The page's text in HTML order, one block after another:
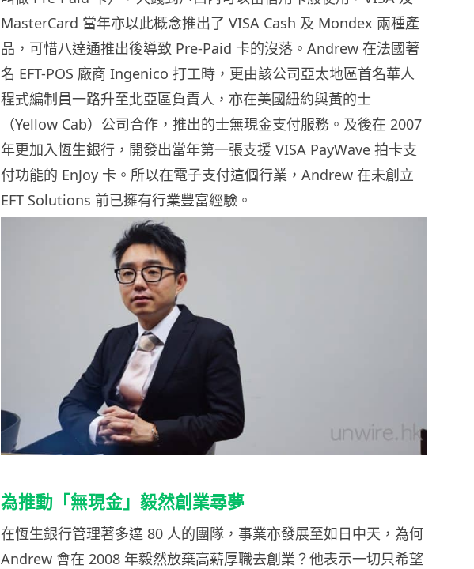
MasterCard 當年亦以此概念推出了 VISA Cash 及 Mondex 兩種產
品，可惜八達通推出後導致 Pre-Paid 卡的沒落。Andrew 在法國著
名 EFT-POS 廠商 Ingenico 打工時，更由該公司亞太地區首名華人
程式編制員一路升至北亞區負責人，亦在美國紐約與黃的士
（Yellow Cab）公司合作，推出的士無現金支付服務。及後在 2007
年更加入恆生銀行，開發出當年第一張支援 VISA PayWave 拍卡支
付功能的 EnJoy 卡。所以在電子支付這個行業，Andrew 在未創立
EFT Solutions 前已擁有行業豐富經驗。
為推動「無現金」毅然創業尋夢
在恆生銀行管理著多達 80 人的團隊，事業亦發展至如日中天，為何
Andrew 會在 2008 年毅然放棄高薪厚職去創業？他表示一切只希望